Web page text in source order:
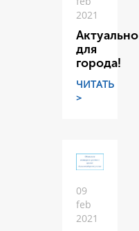
2021
Актуально
для
города!
ЧИТАТЬ
>
09
feb
2021